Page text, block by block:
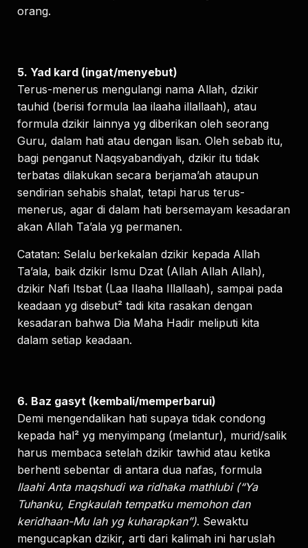
orang.
5. Yad kard (ingat/menyebut)
Terus-menerus mengulangi nama Allah, dzikir
tauhid (berisi formula laa ilaaha illallaah), atau
formula dzikir lainnya yg diberikan oleh seorang
Guru, dalam hati atau dengan lisan. Oleh sebab itu,
bagi penganut Naqsyabandiyah, dzikir itu tidak
terbatas dilakukan secara berjama’ah ataupun
sendirian sehabis shalat, tetapi harus terus-
menerus, agar di dalam hati bersemayam kesadaran
akan Allah Ta’ala yg permanen.
Catatan: Selalu berkekalan dzikir kepada Allah
Ta’ala, baik dzikir Ismu Dzat (Allah Allah Allah),
dzikir Nafi Itsbat (Laa Ilaaha Illallaah), sampai pada
keadaan yg disebut² tadi kita rasakan dengan
kesadaran bahwa Dia Maha Hadir meliputi kita
dalam setiap keadaan.
6. Baz gasyt (kembali/memperbarui)
Demi mengendalikan hati supaya tidak condong
kepada hal² yg menyimpang (melantur), murid/salik
harus membaca setelah dzikir tawhid atau ketika
berhenti sebentar di antara dua nafas, formula
Ilaahi Anta maqshudi wa ridhaka mathlubi (“Ya
Tuhanku, Engkaulah tempatku memohon dan
keridhaan-Mu lah yg kuharapkan”). Sewaktu
mengucapkan dzikir, arti dari kalimah ini haruslah